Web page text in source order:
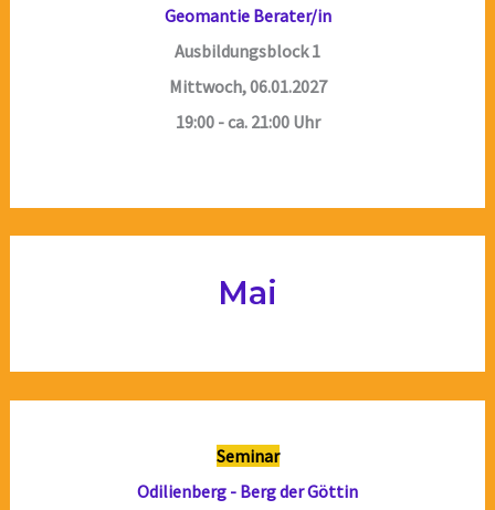
Geomantie Berater/in
Ausbildungsblock 1
Mittwoch, 06.01.2027
19:00 - ca. 21:00 Uhr
Mai
Seminar
Odilienberg - Berg der Göttin